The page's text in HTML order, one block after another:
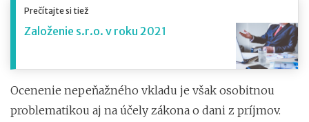
Prečítajte si tiež
Založenie s.r.o. v roku 2021
Ocenenie nepeňažného vkladu je však osobitnou
problematikou aj na účely zákona o dani z príjmov.